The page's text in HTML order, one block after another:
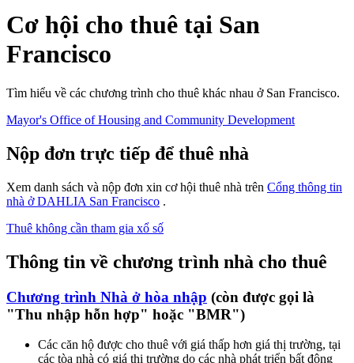
Cơ hội cho thuê tại San
Francisco
Tìm hiểu về các chương trình cho thuê khác nhau ở San Francisco.
Mayor's Office of Housing and Community Development
Nộp đơn trực tiếp để thuê nhà
Xem danh sách và nộp đơn xin cơ hội thuê nhà trên Cổng thông tin
nhà ở DAHLIA San Francisco .
Thuê không cần tham gia xổ số
Thông tin về chương trình nhà cho thuê
Chương trình Nhà ở hòa nhập (còn được gọi là
"Thu nhập hỗn hợp" hoặc "BMR")
Các căn hộ được cho thuê với giá thấp hơn giá thị trường, tại
các tòa nhà có giá thị trường do các nhà phát triển bất động